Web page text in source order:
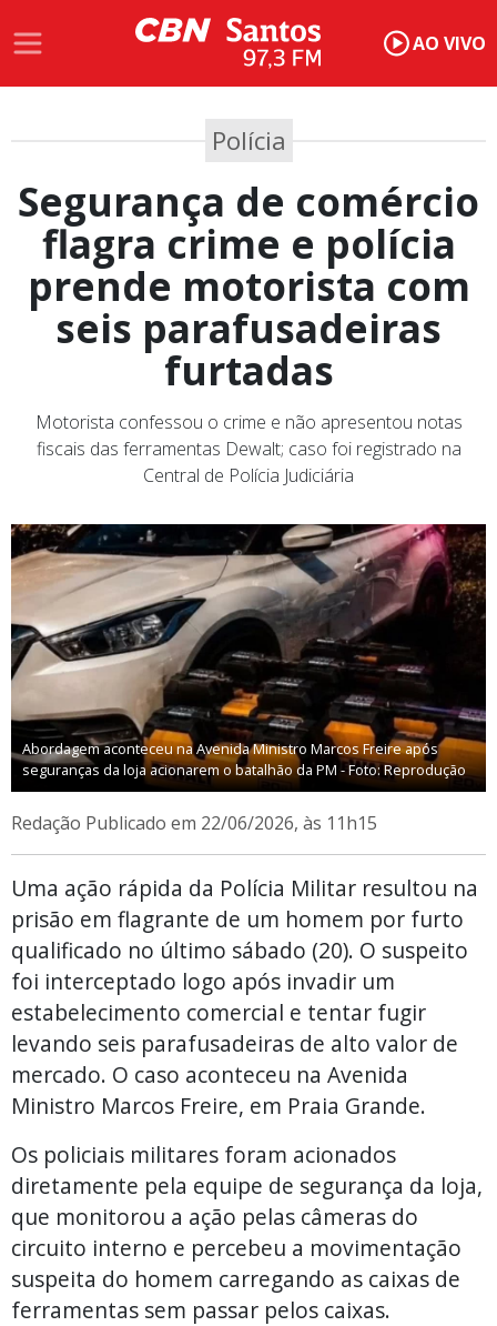
AO VIVO
Polícia
Segurança de comércio
flagra crime e polícia
prende motorista com
seis parafusadeiras
furtadas
Motorista confessou o crime e não apresentou notas
fiscais das ferramentas Dewalt; caso foi registrado na
Central de Polícia Judiciária
Abordagem aconteceu na Avenida Ministro Marcos Freire após
seguranças da loja acionarem o batalhão da PM - Foto: Reprodução
Redação Publicado em 22/06/2026, às 11h15
Uma ação rápida da Polícia Militar resultou na
prisão em flagrante de um homem por furto
qualificado no último sábado (20). O suspeito
foi interceptado logo após invadir um
estabelecimento comercial e tentar fugir
levando seis parafusadeiras de alto valor de
mercado. O caso aconteceu na Avenida
Ministro Marcos Freire, em Praia Grande.
Os policiais militares foram acionados
diretamente pela equipe de segurança da loja,
que monitorou a ação pelas câmeras do
circuito interno e percebeu a movimentação
suspeita do homem carregando as caixas de
ferramentas sem passar pelos caixas.